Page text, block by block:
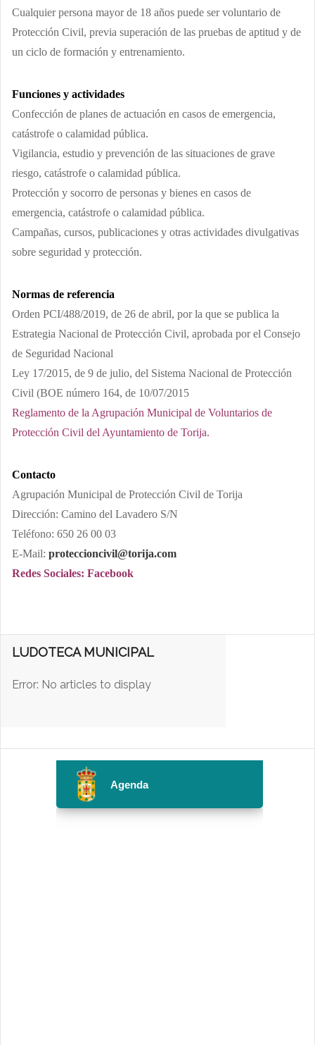
Cualquier persona mayor de 18 años puede ser voluntario de
Protección Civil, previa superación de las pruebas de aptitud y de
un ciclo de formación y entrenamiento.
Funciones y actividades
Confección de planes de actuación en casos de emergencia,
catástrofe o calamidad pública.
Vigilancia, estudio y prevención de las situaciones de grave
riesgo, catástrofe o calamidad pública.
Protección y socorro de personas y bienes en casos de
emergencia, catástrofe o calamidad pública.
Campañas, cursos, publicaciones y otras actividades divulgativas
sobre seguridad y protección.
Normas de referencia
Orden PCI/488/2019, de 26 de abril, por la que se publica la
Estrategia Nacional de Protección Civil, aprobada por el Consejo
de Seguridad Nacional
Ley 17/2015, de 9 de julio, del Sistema Nacional de Protección
Civil (BOE número 164, de 10/07/2015
Reglamento de la Agrupación Municipal de Voluntarios de
Protección Civil del Ayuntamiento de Torija.
Contacto
Agrupación Municipal de Protección Civil de Torija
Dirección: Camino del Lavadero S/N
Teléfono: 650 26 00 03
E-Mail: proteccioncivil@torija.com
Redes Sociales: Facebook
LUDOTECA MUNICIPAL
Error: No articles to display